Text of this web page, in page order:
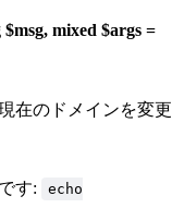
mixed $args =
在のドメインを変
す:
echo